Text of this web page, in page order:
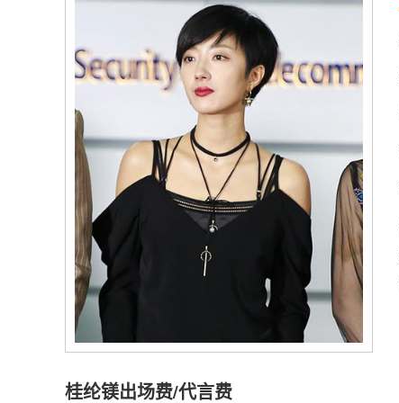
桂纶镁出场费/代言费